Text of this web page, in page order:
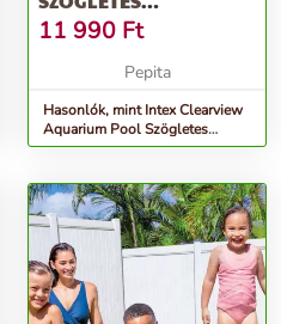
GYEREKMEDENCE
11 990 Ft
Pepita
Hasonlók, mint Intex Clearview
Aquarium Pool Szögletes
gyerekmedence